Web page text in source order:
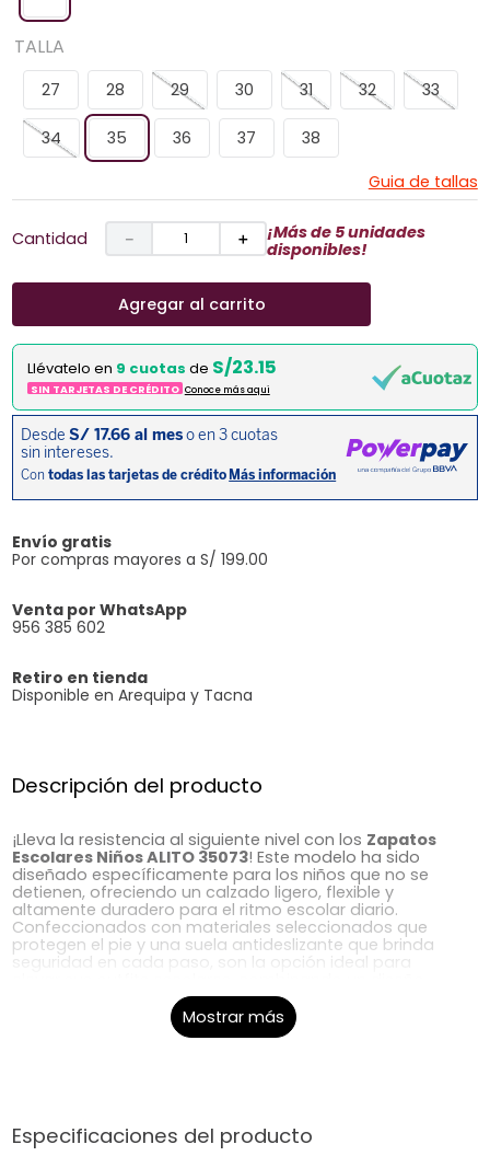
TALLA
27 28 29 30 31 32 33
34 35 36 37
38
Guia de tallas
Cantidad ＋
－
¡Más de 5 unidades
disponibles!
Agregar al carrito
Llévatelo en 9 cuotas de S/23.15
SIN TARJETAS DE CRÉDITO Conoce más aqui
Envío gratis
Por compras mayores a S/ 199.00
Venta por WhatsApp
956 385 602
Retiro en tienda
Disponible en Arequipa y Tacna
Descripción del producto
¡Lleva la resistencia al siguiente nivel con los Zapatos
Escolares Niños ALITO 35073! Este modelo ha sido
diseñado específicamente para los niños que no se
detienen, ofreciendo un calzado ligero, flexible y
altamente duradero para el ritmo escolar diario.
Confeccionados con materiales seleccionados que
protegen el pie y una suela antideslizante que brinda
seguridad en cada paso, son la opción ideal para
clásico con la comodidad ergonómica necesaria para
estudiar y jugar con total libertad.
¡Camina con estilo, camina con Kellys!
Mostrar más
Especificaciones del producto